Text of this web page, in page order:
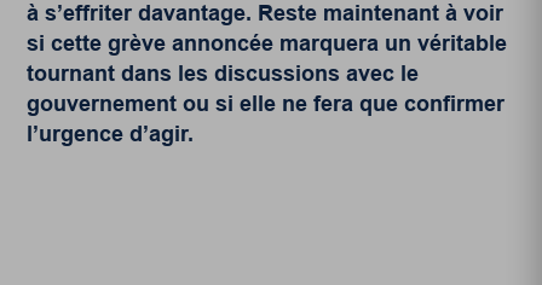
à s’effriter davantage. Reste maintenant à voir
si cette grève annoncée marquera un véritable
tournant dans les discussions avec le
gouvernement ou si elle ne fera que confirmer
l’urgence d’agir.